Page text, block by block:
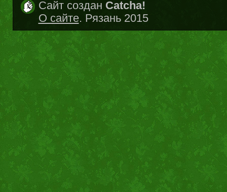
Сайт создан Catcha!
О сайте. Рязань 2015